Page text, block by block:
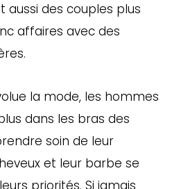
des couples plus
affaires avec des
la mode, les hommes
dans les bras des
soin de leur
et leur barbe se
priorités. Si jamais